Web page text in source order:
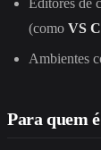
Editores de
(como VS
Ambientes
Para quem